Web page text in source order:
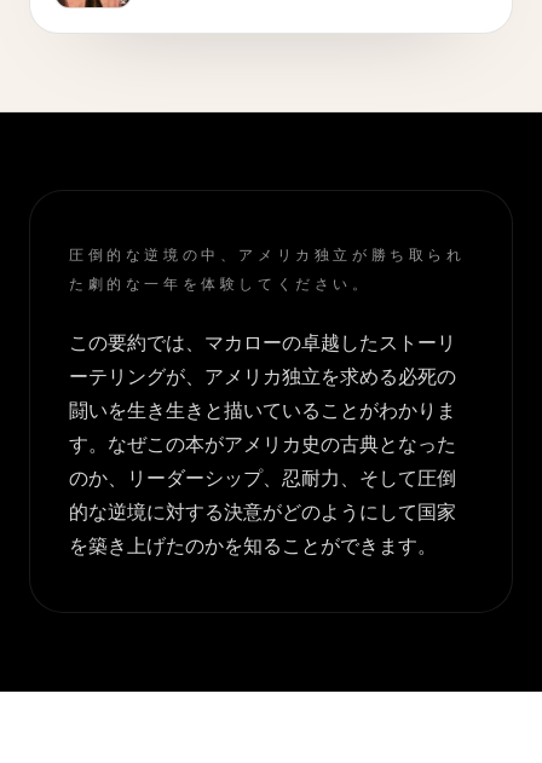
圧倒的な逆境の中、アメリカ独立が勝ち取られ
た劇的な一年を体験してください。
この要約では、マカローの卓越したストーリ
ーテリングが、アメリカ独立を求める必死の
闘いを生き生きと描いていることがわかりま
す。なぜこの本がアメリカ史の古典となった
のか、リーダーシップ、忍耐力、そして圧倒
的な逆境に対する決意がどのようにして国家
を築き上げたのかを知ることができます。